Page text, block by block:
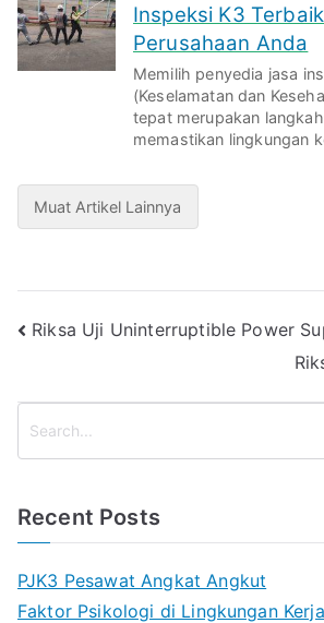
Inspeksi K3
Perusahaan Anda
Memilih penyedia jasa
(Keselamatan dan
tepat merupakan
memastikan lingkungan
Muat Artikel Lainnya
Post
Riksa Uji Uninterruptible Power
c
Recent Posts
PJK3 Pesawat Angkat Angkut
Faktor Psikologi di Lingkungan Kerja